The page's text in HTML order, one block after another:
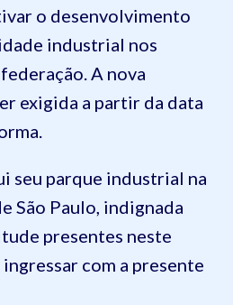
o desenvolvimento
industrial nos
A nova
exigida a partir da data
seu parque industrial na
São Paulo, indignada
presentes neste
com a presente